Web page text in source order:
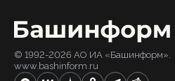
© 1992-2026 АО ИА «Башинформ».
www.bashinform.ru